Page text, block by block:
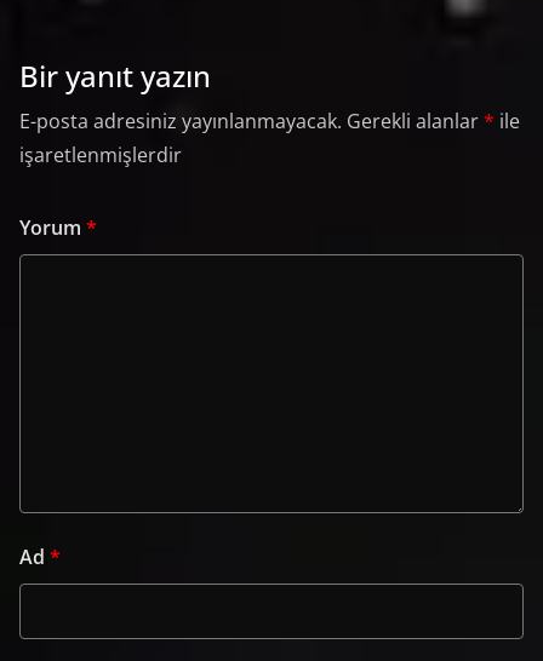
Bir yanıt yazın
E-posta adresiniz yayınlanmayacak. Gerekli alanlar* ile
işaretlenmişlerdir
Yorum *
Ad *